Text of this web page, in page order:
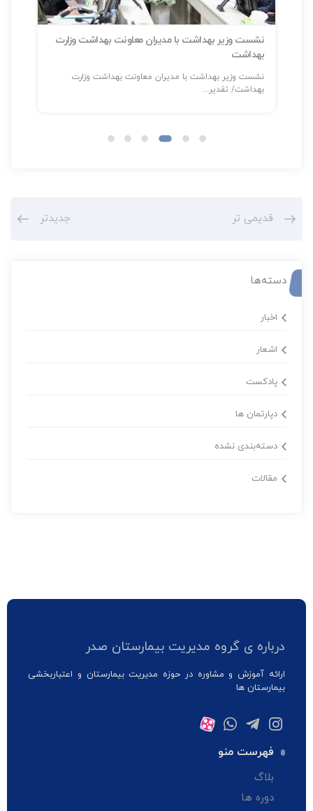
نشست وزیر بهداشت با مدیران معاونت بهداشت وزارت
بهداشت
نشست وزیر بهداشت با مدیران معاونت بهداشت وزارت
بهداشت/ تقدیر...
قدیمی تر جدیدتر
دسته‌ها
اخبار
اشعار
پادکست
دپارتمان ها
دسته‌بندی نشده
مقالات
درباره ی گروه مدیریت بیمارستان صدر
ارائه آموزش و مشاوره در حوزه مدیریت بیمارستان و اعتباربخشی
بیمارستان ها
فهرست منو
بلاگ
دوره ها